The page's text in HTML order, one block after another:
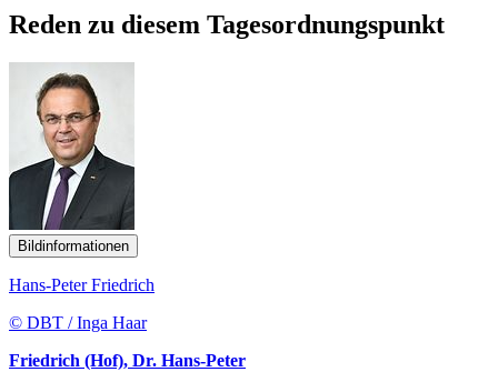
Reden zu diesem Tagesordnungspunkt
Bildinformationen
Hans-Peter Friedrich
© DBT / Inga Haar
Friedrich (Hof), Dr. Hans-Peter